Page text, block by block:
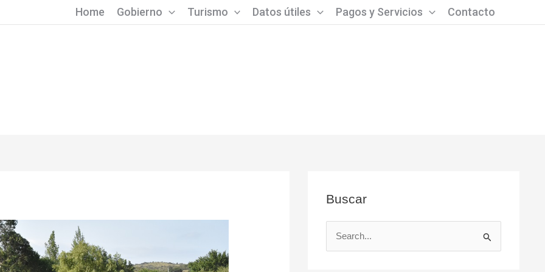
Home Gobierno Turismo Datos útiles Pagos y Servicios Contacto
Buscar